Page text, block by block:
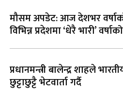
मौसम अपडेट: आज देशभर
विभिन्न प्रदेशमा ‘धेरै भारी’
प्रधानमन्त्री बालेन्द्र शाहले
छुट्टाछुट्टै भेटवार्ता गर्दै